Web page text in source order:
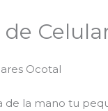
de
Ocotal
de la mano tu